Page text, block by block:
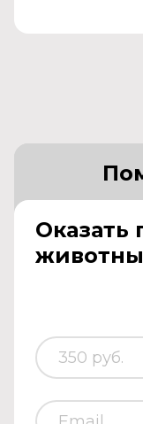
Оказать